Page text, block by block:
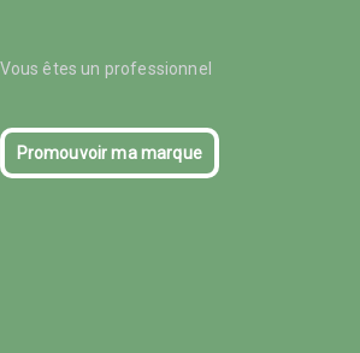
Vous êtes un professionnel
Promouvoir ma marque